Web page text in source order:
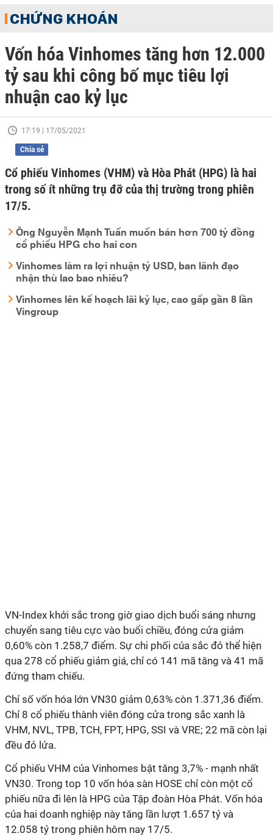
CHỨNG KHOÁN
Vốn hóa Vinhomes tăng hơn 12.000
tỷ sau khi công bố mục tiêu lợi
nhuận cao kỷ lục
17:19 | 17/05/2021
Chia sẻ
Cổ phiếu Vinhomes (VHM) và Hòa Phát (HPG) là hai
trong số ít những trụ đỡ của thị trường trong phiên
17/5.
Ông Nguyễn Mạnh Tuấn muốn bán hơn 700 tỷ đồng
cổ phiếu HPG cho hai con
Vinhomes làm ra lợi nhuận tỷ USD, ban lãnh đạo
nhận thù lao bao nhiêu?
Vinhomes lên kế hoạch lãi kỷ lục, cao gấp gần 8 lần
Vingroup
VN-Index khởi sắc trong giờ giao dịch buổi sáng nhưng
chuyển sang tiêu cực vào buổi chiều, đóng cửa giảm
0,60% còn 1.258,7 điểm. Sự chi phối của sắc đỏ thể hiện
qua 278 cổ phiếu giảm giá, chỉ có 141 mã tăng và 41 mã
đứng tham chiếu.
Chỉ số vốn hóa lớn VN30 giảm 0,63% còn 1.371,36 điểm.
Chỉ 8 cổ phiếu thành viên đóng cửa trong sắc xanh là
VHM, NVL, TPB, TCH, FPT, HPG, SSI và VRE; 22 mã còn lại
đều đỏ lửa.
Cổ phiếu VHM của Vinhomes bật tăng 3,7% - mạnh nhất
VN30. Trong top 10 vốn hóa sàn HOSE chỉ còn một cổ
phiếu nữa đi lên là HPG của Tập đoàn Hòa Phát. Vốn hóa
của hai doanh nghiệp này tăng lần lượt 1.657 tỷ và
12.058 tỷ trong phiên hôm nay 17/5.